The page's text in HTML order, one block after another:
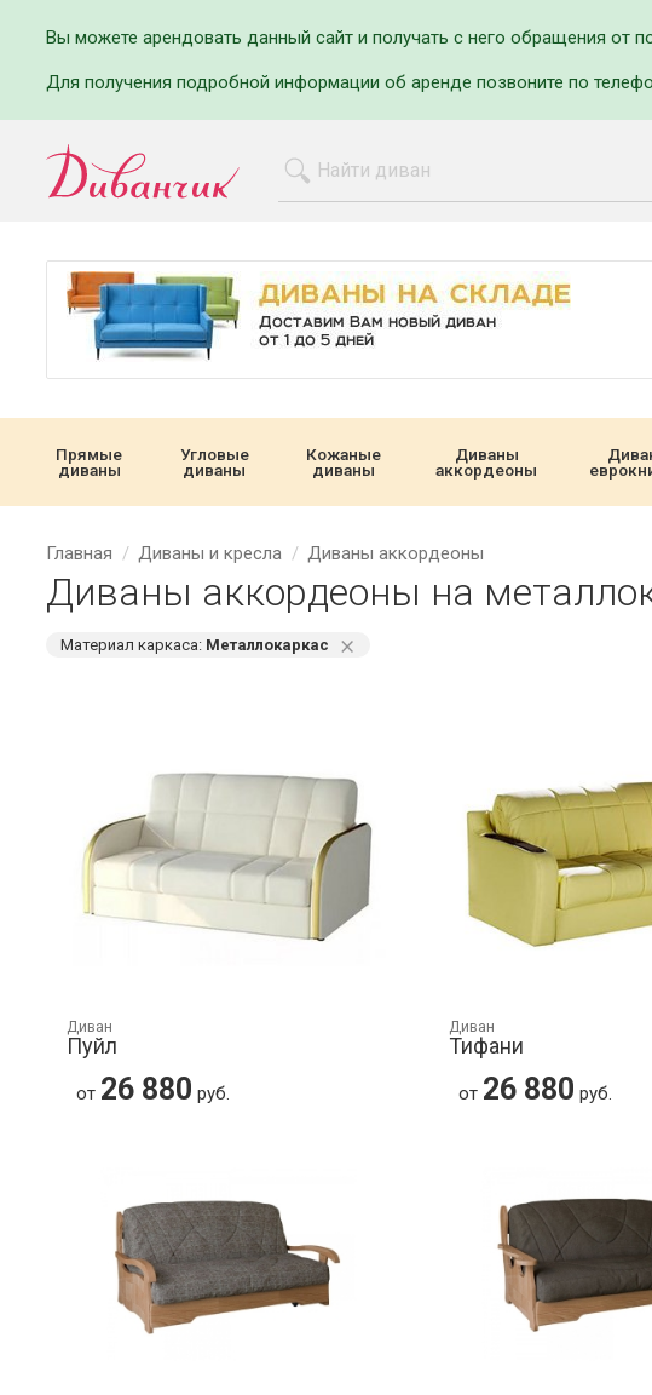
Вы можете арендовать данный сайт и получать с него обращения от
Для получения подробной информации об аренде позвоните по
Прямые
диваны
Угловые
диваны
Кожаные
диваны
Диваны
аккордеоны
Главная Диваны и кресла Диваны аккордеоны
Диваны аккордеоны на
Материал каркаса: Металлокаркас ⨯
Диван
Пуйл
от 26 880 руб.
Диван
Тифани
от 26 880 руб.